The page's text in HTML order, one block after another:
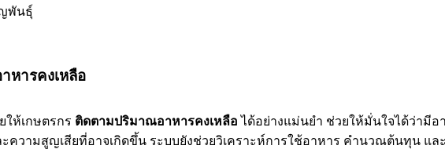
พันธุ์
หารคงเหลือ
ให้เกษตรกร ติดตามปริมาณอาหารคงเหลือ ได้อย่างแม่นยำ ช่วยให้มั่นใจได้ว่ามี
ความสูญเสียที่อาจเกิดขึ้น ระบบยังช่วยวิเคราะห์การใช้อาหาร คำนวณต้นทุน แ